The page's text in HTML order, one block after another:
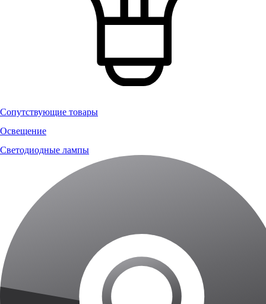
Сопутствующие товары
Освещение
Светодиодные лампы